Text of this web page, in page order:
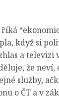
když si
a televizi
že
služby,
o ČT a v